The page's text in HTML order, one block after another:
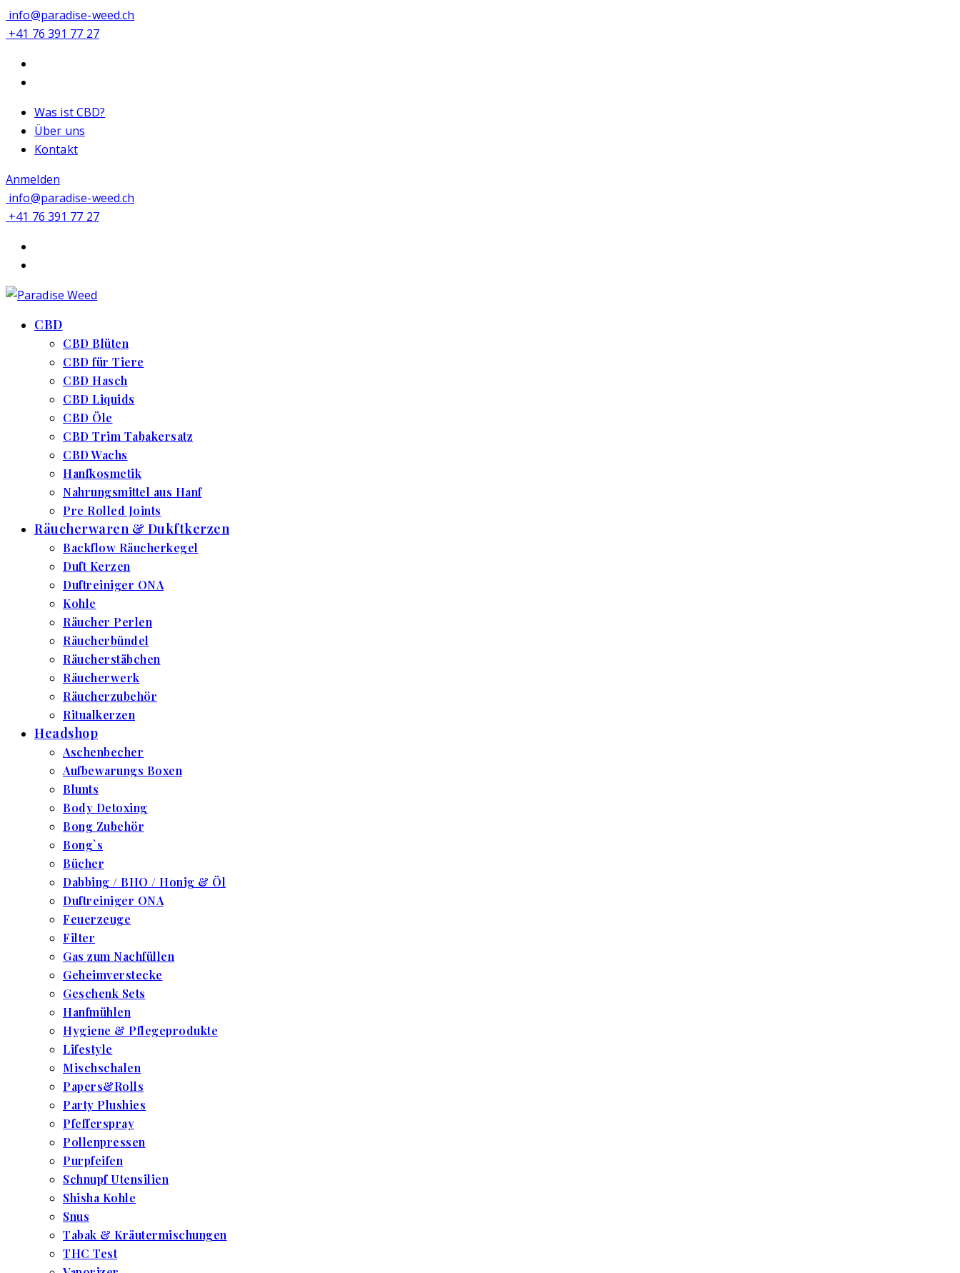
info@paradise-weed.ch
+41 76 391 77 27
Was ist CBD?
Über uns
Kontakt
Anmelden
info@paradise-weed.ch
+41 76 391 77 27
CBD
CBD Blüten
CBD für Tiere
CBD Hasch
CBD Liquids
CBD Öle
CBD Trim Tabakersatz
CBD Wachs
Hanfkosmetik
Nahrungsmittel aus Hanf
Pre Rolled Joints
Räucherwaren & Dukftkerzen
Backflow Räucherkegel
Duft Kerzen
Duftreiniger ONA
Kohle
Räucher Perlen
Räucherbündel
Räucherstäbchen
Räucherwerk
Räucherzubehör
Ritualkerzen
Headshop
Aschenbecher
Aufbewarungs Boxen
Blunts
Body Detoxing
Bong Zubehör
Bong`s
Bücher
Dabbing / BHO / Honig & Öl
Duftreiniger ONA
Feuerzeuge
Filter
Gas zum Nachfüllen
Geheimverstecke
Geschenk Sets
Hanfmühlen
Hygiene & Pflegeprodukte
Lifestyle
Mischschalen
Papers&Rolls
Party Plushies
Pfefferspray
Pollenpressen
Purpfeifen
Schnupf Utensilien
Shisha Kohle
Snus
Tabak & Kräutermischungen
THC Test